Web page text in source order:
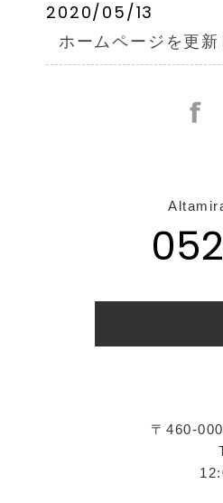
2020/05/13
ホームページを更新
〒460-